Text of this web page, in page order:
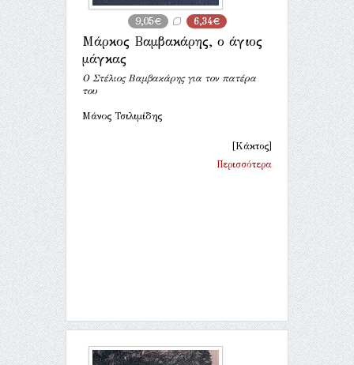
9,05€ 6,34€
Μάρκος Βαμβακάρης, ο άγιος
μάγκας
Ο Στέλιος Βαμβακάρης για τον πατέρα
του
Μάνος Τσιλιμίδης
[Κάκτος]
Περισσότερα